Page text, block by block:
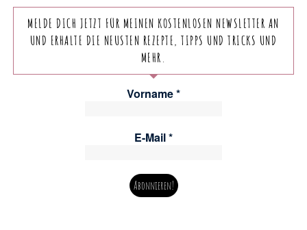
MELDE DICH JETZT FÜR MEINEN KOSTENLOSEN NEWSLETTER AN
UND ERHALTE DIE NEUSTEN REZEPTE, TIPPS UND TRICKS UND
MEHR.
Vorname*
E-Mail*